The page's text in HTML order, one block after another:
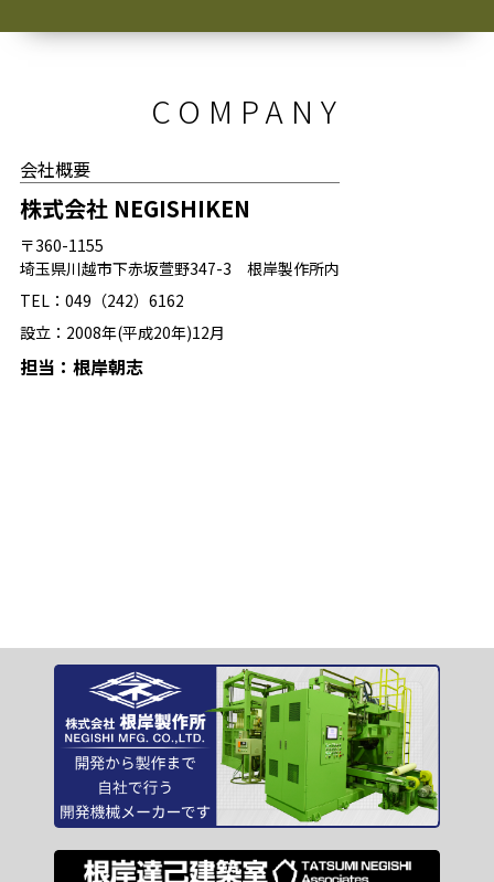
COMPANY
会社概要
株式会社 NEGISHIKEN
〒360-1155
埼玉県川越市下赤坂萱野347-3 根岸製作所内
TEL：049（242）6162
設立：2008年(平成20年)12月
担当：根岸朝志